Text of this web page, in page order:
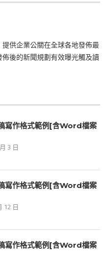
供企業公關在全球各地發佈最
後的新聞規劃有效曝光觸及讀
寫作格式範例[含Word檔案
3 日
寫作格式範例[含Word檔案
12 日
寫作格式範例[含Word檔案